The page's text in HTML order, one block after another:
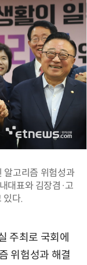
알고리즘 위험성과
대표와 김장겸·고
있다.
주최로 국회에
위험성과 해결